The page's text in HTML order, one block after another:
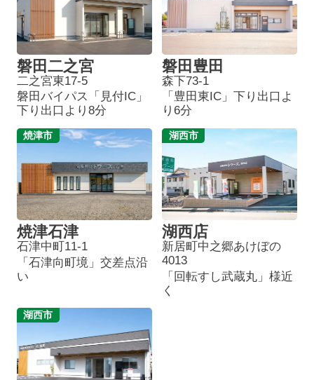
磐田二之宮
二之宮東17-5
磐田バイパス「見付IC」
下り出口より8分
磐田豊田
森下73-1
「豊田東IC」下り出口よ
り6分
焼津市
焼津石津
石津中町11-1
「石津向町境」交差点沿
い
湖西市
湖西店
新居町中之郷あけぼの
4013
「回転すし武蔵丸」様近
く
湖西市